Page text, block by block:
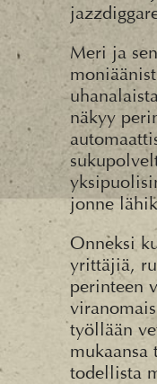
Meri ja
näkyy
jonne
Onneksi
yrittäjiä,
perinteen
työllään
todellista